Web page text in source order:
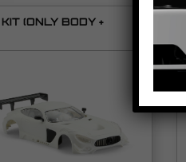
(ONLY BODY +